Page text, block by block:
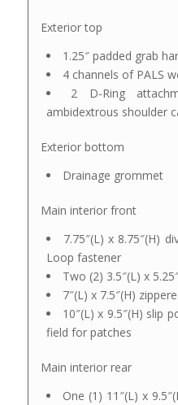
Exterior top
1.25″ padded grab
4 channels of PALS
2 D-Ring
ambidextrous shoulder
Exterior bottom
Drainage grommet
Main interior front
7.75″(L) x 8.75″(H)
Loop fastener
Two (2) 3.5″(L) x
7″(L) x 7.5″(H)
10″(L) x 9.5″(H) slip
field for patches
Main interior rear
One (1) 11″(L) x